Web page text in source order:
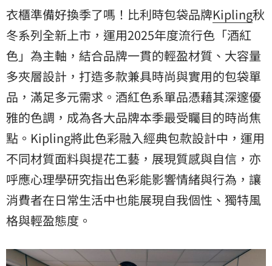
衣櫃準備好換季了嗎！比利時包袋品牌Kipling秋
冬系列全新上市，運用2025年度流行色「酒紅
色」為主軸，結合品牌一貫的輕盈材質、大容量
多夾層設計，打造多款兼具時尚與實用的包袋單
品，滿足多元需求。酒紅色系單品憑藉其深邃優
雅的色調，成為各大品牌本季最受矚目的時尚焦
點。Kipling將此色彩融入經典包款設計中，運用
不同材質面料與提花工藝，展現質感與自信，亦
呼應心理學研究指出色彩能影響情緒與行為，讓
消費者在日常生活中也能展現自我個性、獨特風
格與輕盈態度。